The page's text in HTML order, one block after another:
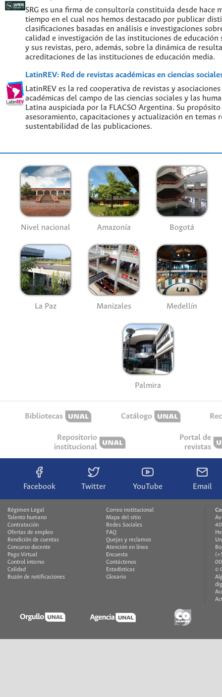
SRG es una firma de consultoría constituida desde hace
tiempo en el cual nos hemos destacado por publicar
clasificaciones basadas en análisis e investigaciones
calidad e investigación de las instituciones de educación
y sus revistas, pero, además, sobre la dinámica de
acreditaciones de las instituciones de educación media.
LatinREV: Red de revistas académicas en ciencias
LatinREV es la red cooperativa de revistas y
académicas del campo de las ciencias sociales y las
Latina auspiciada por la FLACSO Argentina. Su
asesoramiento, capacitaciones y actualización en temas
sustentabilidad de las publicaciones.
Nivel nacional Amazonía Bogotá
La Paz Manizales Medellín
Palmira
Bibliotecas Catálogo
Repositorio
institucional
Portal de
revistas
Facebook Twitter YouTube Email
Régimen Legal
Talento humano
Contratación
Ofertas de empleo
Rendición de cuentas
Concurso docente
Pago Virtual
Control interno
Calidad
Buzón de notificaciones
Correo institucional
Mapa del sitio
Redes Sociales
FAQ
Quejas y reclamos
Atención en línea
Encuesta
Contáctenos
Estadísticas
Glosario
©